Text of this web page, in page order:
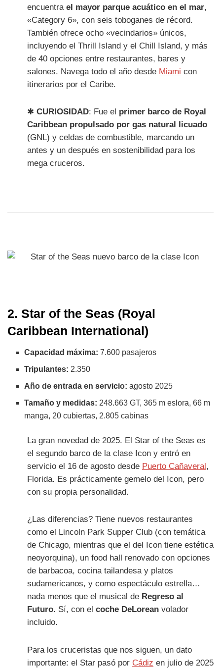
encuentra el mayor parque acuático en el mar,
«Category 6», con seis toboganes de récord.
También ofrece ocho «vecindarios» únicos,
incluyendo el Thrill Island y el Chill Island, y más
de 40 opciones entre restaurantes, bares y
salones. Navega todo el año desde Miami con
itinerarios por el Caribe.
✱ CURIOSIDAD: Fue el primer barco de Royal
Caribbean propulsado por gas natural licuado
(GNL) y celdas de combustible, marcando un
antes y un después en sostenibilidad para los
mega cruceros.
2. Star of the Seas (Royal
Caribbean International)
Capacidad máxima: 7.600 pasajeros
Tripulantes: 2.350
Año de entrada en servicio: agosto 2025
Tamaño y medidas: 248.663 GT, 365 m eslora, 66 m
manga, 20 cubiertas, 2.805 cabinas
La gran novedad de 2025. El Star of the Seas es
el segundo barco de la clase Icon y entró en
servicio el 16 de agosto desde Puerto Cañaveral,
Florida. Es prácticamente gemelo del Icon, pero
con su propia personalidad.
¿Las diferencias? Tiene nuevos restaurantes
como el Lincoln Park Supper Club (con temática
de Chicago, mientras que el del Icon tiene estética
neoyorquina), un food hall renovado con opciones
de barbacoa, cocina tailandesa y platos
sudamericanos, y como espectáculo estrella…
nada menos que el musical de Regreso al
Futuro. Sí, con el coche DeLorean volador
incluido.
Para los cruceristas que nos siguen, un dato
importante: el Star pasó por Cádiz en julio de 2025